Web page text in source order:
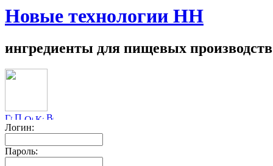
Новые технологии НН
ингредиенты для пищевых производств
Логин:
Пароль: